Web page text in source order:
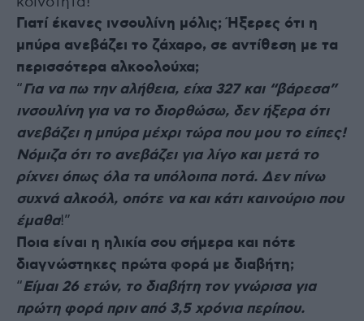
Γιατί έκανες ινσουλίνη μόλις; Ήξερες ότι η
μπύρα ανεβάζει το ζάχαρο, σε αντίθεση με τα
περισσότερα αλκοολούχα;
“Για να πω την αλήθεια, είχα 327 και “βάρεσα”
ινσουλίνη για να το διορθώσω, δεν ήξερα ότι
ανεβάζει η μπύρα μέχρι τώρα που μου το είπες!
Νόμιζα ότι το ανεβάζει για λίγο και μετά το
ρίχνει όπως όλα τα υπόλοιπα ποτά. Δεν πίνω
συχνά αλκοόλ, οπότε να και κάτι καινούριο που
έμαθα!”
Ποια είναι η ηλικία σου σήμερα και πότε
διαγνώστηκες πρώτα φορά με διαβήτη;
“Είμαι 26 ετών, το διαβήτη τον γνώρισα για
πρώτη φορά πριν από 3,5 χρόνια περίπου.